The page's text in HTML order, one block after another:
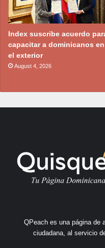
Index suscribe acuerdo
capacitar a dominicanos en
el exterior
August 4, 2026
QPeach es una página de
ciudadana, al servicio